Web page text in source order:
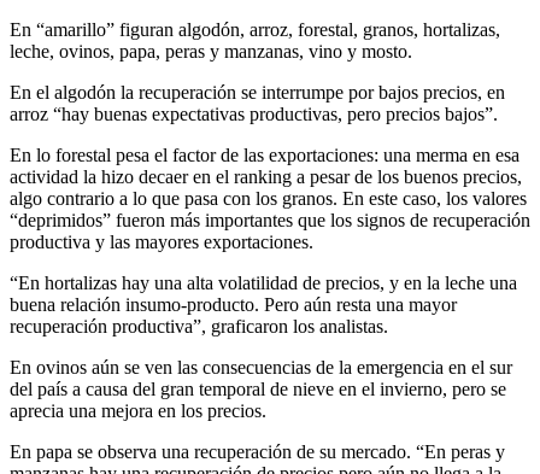
En “amarillo” figuran algodón, arroz, forestal, granos, hortalizas,
leche, ovinos, papa, peras y manzanas, vino y mosto.
En el algodón la recuperación se interrumpe por bajos precios, en
arroz “hay buenas expectativas productivas, pero precios bajos”.
En lo forestal pesa el factor de las exportaciones: una merma en esa
actividad la hizo decaer en el ranking a pesar de los buenos precios,
algo contrario a lo que pasa con los granos. En este caso, los valores
“deprimidos” fueron más importantes que los signos de recuperación
productiva y las mayores exportaciones.
“En hortalizas hay una alta volatilidad de precios, y en la leche una
buena relación insumo-producto. Pero aún resta una mayor
recuperación productiva”, graficaron los analistas.
En ovinos aún se ven las consecuencias de la emergencia en el sur
del país a causa del gran temporal de nieve en el invierno, pero se
aprecia una mejora en los precios.
En papa se observa una recuperación de su mercado. “En peras y